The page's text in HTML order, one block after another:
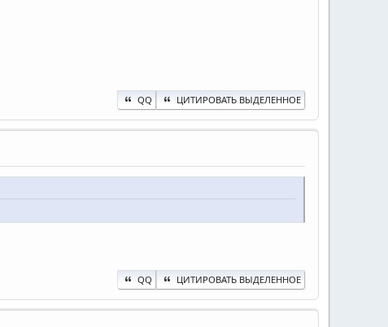
QQ ЦИТИРОВАТЬ ВЫДЕЛЕННОЕ
QQ ЦИТИРОВАТЬ ВЫДЕЛЕННОЕ